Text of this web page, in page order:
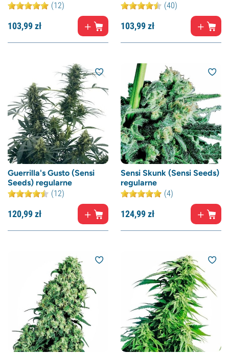
(12)
103,99zł
(40)
103,99zł
Guerrilla's Gusto (Sensi
Seeds) regularne
(12)
120,99zł
Sensi Skunk (Sensi Seeds)
regularne
(4)
124,99zł